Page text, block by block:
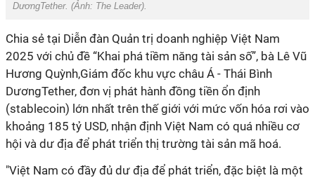
DươngTether. (Ảnh: The Leader).
Chia sẻ tại Diễn đàn Quản trị doanh nghiệp Việt Nam
2025 với chủ đề “Khai phá tiềm năng tài sản số”, bà Lê Vũ
Hương Quỳnh,Giám đốc khu vực châu Á - Thái Bình
DươngTether, đơn vị phát hành đồng tiền ổn định
(stablecoin) lớn nhất trên thế giới với mức vốn hóa rơi vào
khoảng 185 tỷ USD, nhận định Việt Nam có quá nhiều cơ
hội và dư địa để phát triển thị trường tài sản mã hoá.
"Việt Nam có đầy đủ dư địa để phát triển, đặc biệt là một